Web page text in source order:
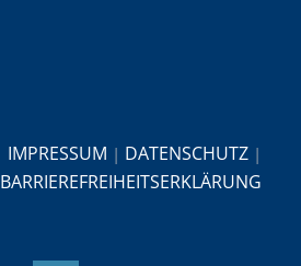
IMPRESSUM | DATENSCHUTZ |
BARRIEREFREIHEITSERKLÄRUNG